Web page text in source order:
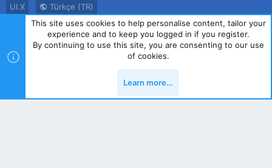
UI.X
Türkçe (TR)
Bize Ulaşın
Kullanım Sözleşmesi Gizlilik Politikası
Yardım
Ana Sayfa
R
S
This site uses cookies to help personalise content, tailor your
experience and to keep you logged in if you register.
By continuing to use this site, you are consenting to our use
of cookies.
Learn more…